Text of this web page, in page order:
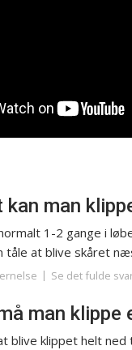
kan man
1-2 gange i
tåle at blive skåret
Se det fulde
man
blive klippet helt